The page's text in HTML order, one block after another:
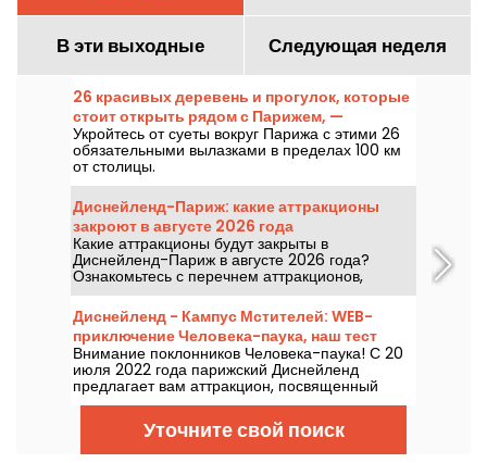
В эти выходные Следующая неделя
26 красивых деревень и прогулок, которые
стоит открыть рядом с Парижем, —
сокровища Иль-де-Франс
Укройтесь от суеты вокруг Парижа с этими 26
обязательными вылазками в пределах 100 км
от столицы.
Диснейленд-Париж: какие аттракционы
закроют в августе 2026 года
Какие аттракционы будут закрыты в
Диснейленд-Париж в августе 2026 года?
Ознакомьтесь с перечнем аттракционов,
временно недоступных из-за обслуживания
или реконструкции, чтобы спланировать свой
визит в парки Disney.
Диснейленд - Кампус Мстителей: WEB-
приключение Человека-паука, наш тест
нового аттракциона Marvel
Внимание поклонников Человека-паука! С 20
июля 2022 года парижский Диснейленд
предлагает вам аттракцион, посвященный
Человеку-пауку, в новой стране Marvel. Под
названием Spider-Man W.E.B. Adventure вы
будете дергать за паутину, как Человек-паук, в
семейном аттракционе, который настолько же
Уточните свой поиск